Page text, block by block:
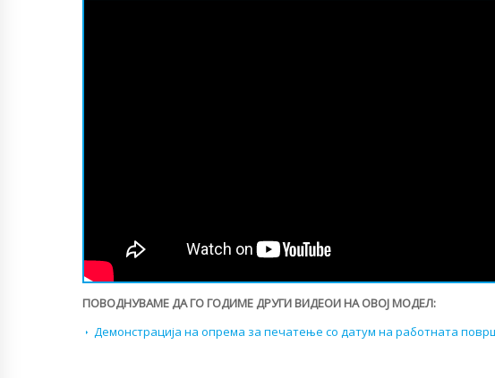
ПОВОДНУВАМЕ ДА ГО ГОДИМЕ ДРУГИ ВИДЕОИ НА ОВОЈ МОДЕЛ:
Демонстрација на опрема за печатење со датум на работната